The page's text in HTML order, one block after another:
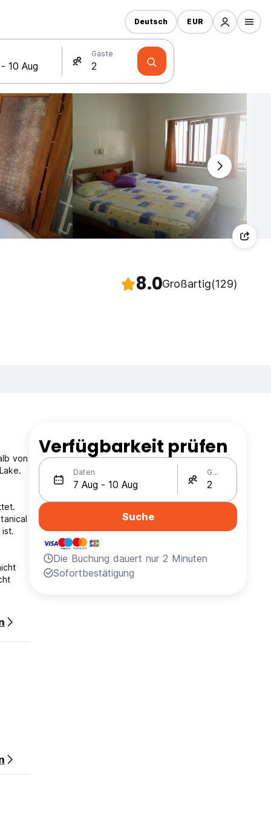
Gäste
Deutsch EUR
8.0Großartig(129)
von
Verfügbarkeit prüfen
Daten Gäste
Suche
Die Buchung dauert nur 2 Minuten
Sofortbestätigung